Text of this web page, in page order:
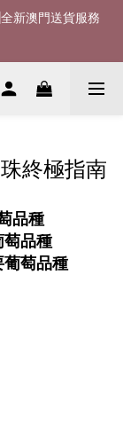
新澳門送貨服務
Couple
新澳門送貨服務
終極指南
品種
品種
萄品種